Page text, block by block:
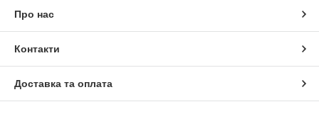
Про нас
Контакти
Доставка та оплата